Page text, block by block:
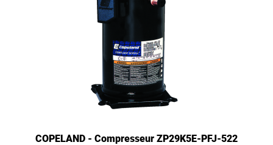
COPELAND - Compresseur ZP29K5E-PFJ-522